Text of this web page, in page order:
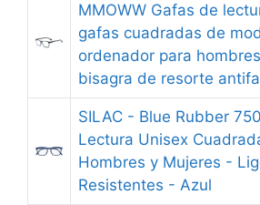
MMOWW Gafas de
gafas cuadradas de
ordenador para
bisagra de resorte
SILAC - Blue Rubber
Lectura Unisex
Hombres y Mujeres -
Resistentes - Azul